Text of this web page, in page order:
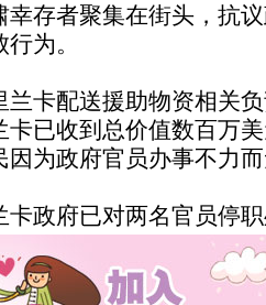
幸存者聚集在街头，抗
为。
配送援助物资相关负
卡已收到总价值数百万
因为政府官员办事不力
府已对两名官员停职